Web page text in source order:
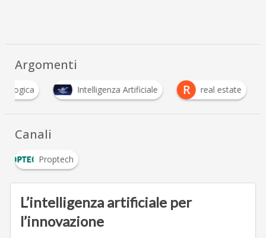
Argomenti
Intelligenza Artificiale R real estate
Canali
Proptech
L’intelligenza artificiale per
l’innovazione